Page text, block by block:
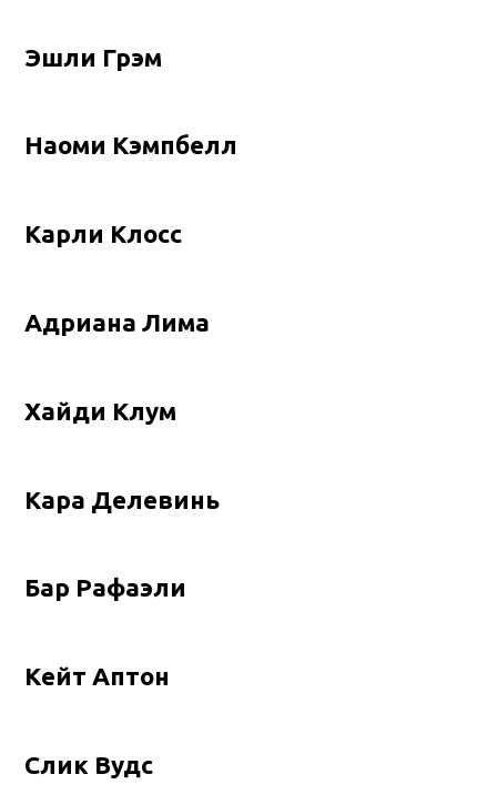
Эшли Грэм
Наоми Кэмпбелл
Карли Клосс
Адриана Лима
Хайди Клум
Кара Делевинь
Бар Рафаэли
Кейт Аптон
Слик Вудс